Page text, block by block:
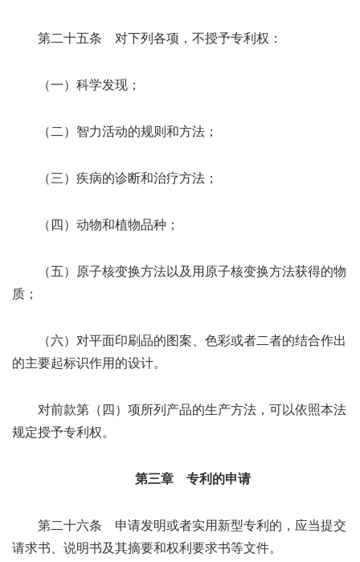
第二十五条 对下列各项，不授予专利权：
（一）科学发现；
（二）智力活动的规则和方法；
（三）疾病的诊断和治疗方法；
（四）动物和植物品种；
（五）原子核变换方法以及用原子核变换方法获得的物
质；
（六）对平面印刷品的图案、色彩或者二者的结合作出
的主要起标识作用的设计。
对前款第（四）项所列产品的生产方法，可以依照本法
规定授予专利权。
第三章 专利的申请
第二十六条 申请发明或者实用新型专利的，应当提交
请求书、说明书及其摘要和权利要求书等文件。